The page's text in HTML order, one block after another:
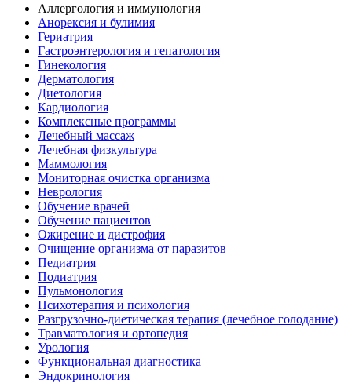
Аллергология и иммунология
Анорексия и булимия
Гериатрия
Гастроэнтерология и гепатология
Гинекология
Дерматология
Диетология
Кардиология
Комплексные программы
Лечебный массаж
Лечебная физкультура
Маммология
Мониторная очистка организма
Неврология
Обучение врачей
Обучение пациентов
Ожирение и дистрофия
Очищение организма от паразитов
Педиатрия
Подиатрия
Пульмонология
Психотерапия и психология
Разгрузочно-диетическая терапия (лечебное голодание)
Травматология и ортопедия
Урология
Функциональная диагностика
Эндокринология